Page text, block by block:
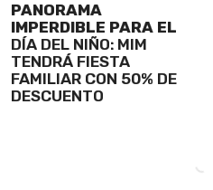
PANORAMA
IMPERDIBLE PARA EL
DÍA DEL NIÑO: MIM
TENDRÁ FIESTA
FAMILIAR CON 50% DE
DESCUENTO